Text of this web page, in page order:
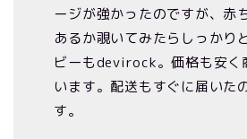
ージが強かったのですが、赤
あるか覗いてみたらしっかり
ビーもdevirock。価格も安く
います。配送もすぐに届いた
す。